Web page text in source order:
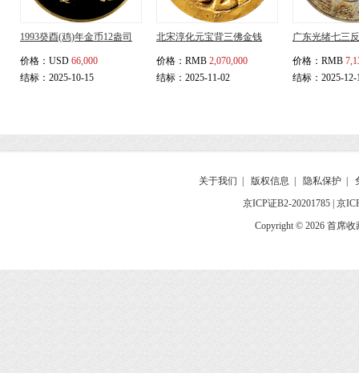
1993癸酉(鸡)年金币12盎司
价格： USD 66,000
结标：2025-10-15
北宋淳化元宝背三佛金钱
价格： RMB 2,070,000
结标：2025-11-02
广东光绪七三
价格： RMB
结标：2025-12-
关于我们 版权信息 隐私保护
京ICP证B2-20201785 京
Copyright © 2026 首席收